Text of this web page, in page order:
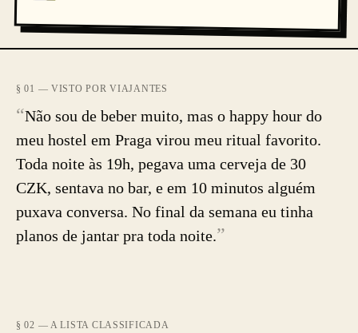
§ 01 — VISTO POR VIAJANTES
“Não sou de beber muito, mas o happy hour do
meu hostel em Praga virou meu ritual favorito.
Toda noite às 19h, pegava uma cerveja de 30
CZK, sentava no bar, e em 10 minutos alguém
puxava conversa. No final da semana eu tinha
planos de jantar pra toda noite.”
§ 02 — A LISTA CLASSIFICADA